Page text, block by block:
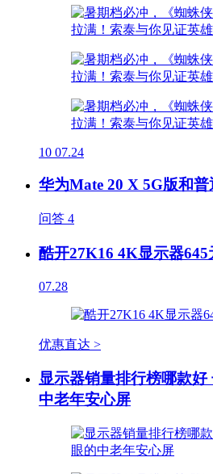
10 07.24
华为Mate 20 X 5G版和
问答 4
酷开27K16 4K显示器645
07.28
优惠直达 >
显示器销量排行榜哪款
中老年安心屏